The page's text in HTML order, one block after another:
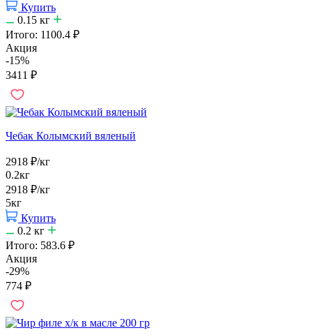
Купить
0.15 кг
Итого: 1100.4 ₽
Акция
-15%
3411 ₽
Чебак Колымский вяленый
2918 ₽/кг
0.2кг
2918 ₽/кг
5кг
Купить
0.2 кг
Итого: 583.6 ₽
Акция
-29%
774 ₽